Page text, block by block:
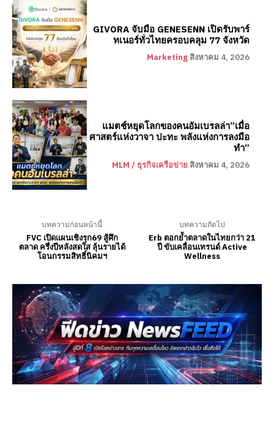
GIVORA จับมือ GENESENN เปิดรับพาร์
ทเนอร์ทั่วไทยครอบคลุม 77 จังหวัด
Marketing สิงหาคม 4, 2026
แมตช์หยุดโลกของคนอัมเบรลล่า”เมื่อ
ศาสตร์แห่งวาจา ปะทะ พลังแห่งการลงมือ
ทำ”
MLM / ธุรกิจเครือข่าย สิงหาคม 4, 2026
บทความก่อนหน้านี้
FVC เปิดแผนเชิงรุก69 สู้ศึก
ตลาด ครึ่งปีหลังสดใส ลุ้นรายได้
โอนกรรมสิทธิ์นิคมฯ
บทความถัดไป
Erb ตอกย้ำตลาดในไทยกว่า 21
ปี ขับเคลื่อนเทรนด์ Active
Wellness